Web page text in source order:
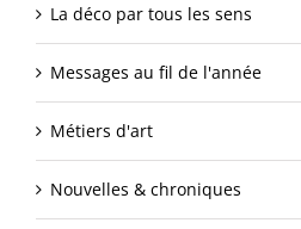
La déco par tous les sens
Messages au fil de l'année
Métiers d'art
Nouvelles & chroniques